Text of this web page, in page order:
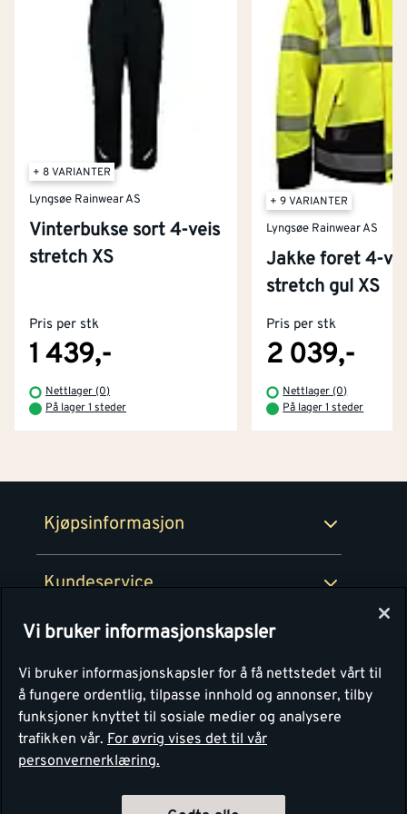
+ 8 VARIANTER
Lyngsøe Rainwear AS
Vinterbukse sort 4-veis
stretch XS
Pris per stk
1 439,-
Nettlager (0)
På lager 1 steder
+ 9 VARIANTER
Lyngsøe Rainwear AS
Jakke foret 4-
stretch gul XS
Pris per stk
2 039,-
Nettlager (0)
På lager 1 steder
Kjøpsinformasjon
Kjøpsbetingelser
Retur- og angrerettsskjema
Kundeservice
Tjenester
Montér Klubb
Montér
Byggevarehus og åpningstider
Prismatch
Personvern
Vi bruker informasjonskapsler
Vi bruker informasjonskapsler for å få nettstedet vårt til
å fungere ordentlig, tilpasse innhold og annonser, tilby
funksjoner knyttet til sosiale medier og analysere
trafikken vår. For øvrig vises det til vår
personvernerklæring.